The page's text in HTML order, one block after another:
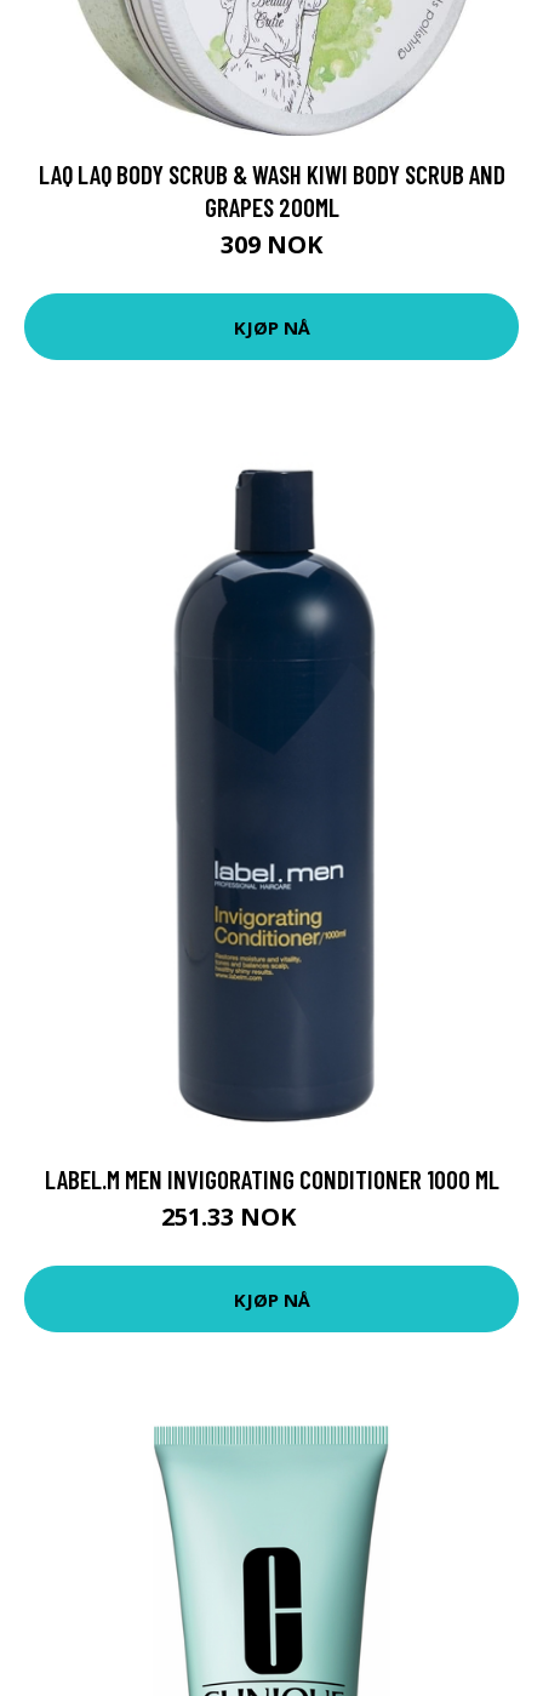
LAQ LAQ BODY SCRUB & WASH KIWI BODY SCRUB AND
GRAPES 200ML
309 NOK
KJØP NÅ
LABEL.M MEN INVIGORATING CONDITIONER 1000 ML
251.33 NOK
KJØP NÅ